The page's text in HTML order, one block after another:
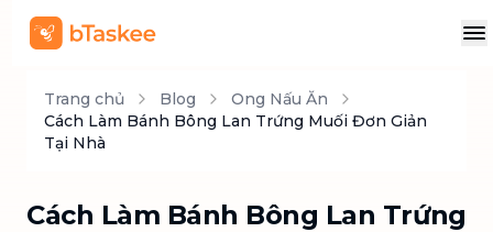
Trang chủ Blog
Ong Nấu Ăn
Cách Làm Bánh Bông Lan Trứng Muối Đơn Giản
Tại Nhà
Cách Làm Bánh Bông Lan Trứng